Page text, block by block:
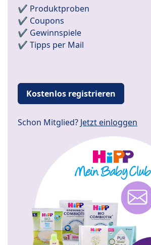
✔️ Produktproben
✔️ Coupons
✔️ Gewinnspiele
✔️ Tipps per Mail
Kostenlos registrieren
Schon Mitglied? Jetzt einloggen